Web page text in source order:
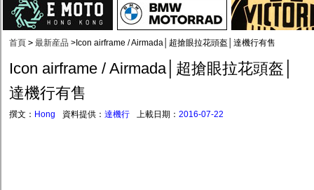
首頁 > 最新産品 > Icon airframe / Airmada│超搶眼拉花頭盔│達機行有售
Icon airframe / Airmada│超搶眼拉花頭盔│
達機行有售
撰文： Hong 資料提供： 達機行 上載日期： 2016-07-22